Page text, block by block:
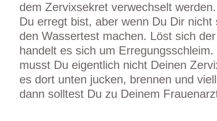
dem Zervixsekret verwechselt
Du erregt bist, aber wenn Du Dir
den Wassertest machen. Löst sich
handelt es sich um
musst Du eigentlich nicht Deinen
es dort unten jucken, brennen und
dann solltest Du zu Deinem